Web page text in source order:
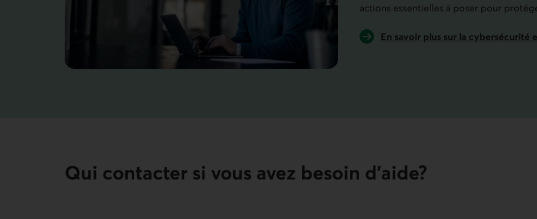
actions essentielles à poser pour
En savoir plus sur la cybersécurité
Qui contacter si vous avez besoin d’aide?